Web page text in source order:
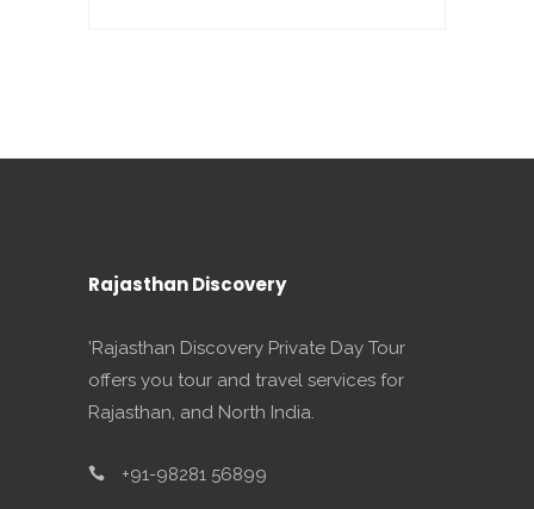
Rajasthan Discovery
'Rajasthan Discovery Private Day Tour
offers you tour and travel services for
Rajasthan, and North India.
+91-98281 56899